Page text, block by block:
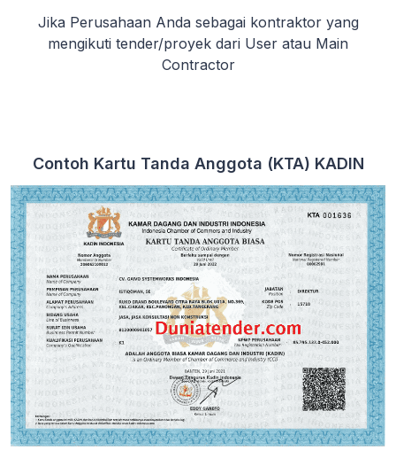
Jika Perusahaan Anda sebagai kontraktor yang
mengikuti tender/proyek dari User atau Main
Contractor
Contoh Kartu Tanda Anggota (KTA) KADIN